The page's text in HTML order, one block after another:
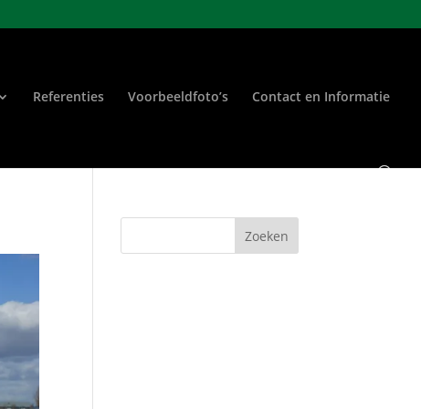
Referenties Voorbeeldfoto’s Contact en Informatie